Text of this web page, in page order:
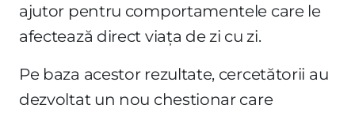
ajutor pentru comportamentele care le
afectează direct viața de zi cu zi.
Pe baza acestor rezultate, cercetătorii au
dezvoltat un nou chestionar care